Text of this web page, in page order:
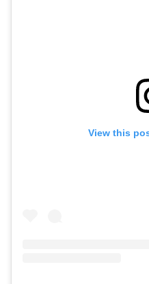
View this